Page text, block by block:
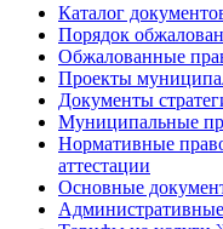
Каталог
Порядок
Обжалованные
Проекты
Документы
Муниципальные
Нормативные
аттестации
Основные